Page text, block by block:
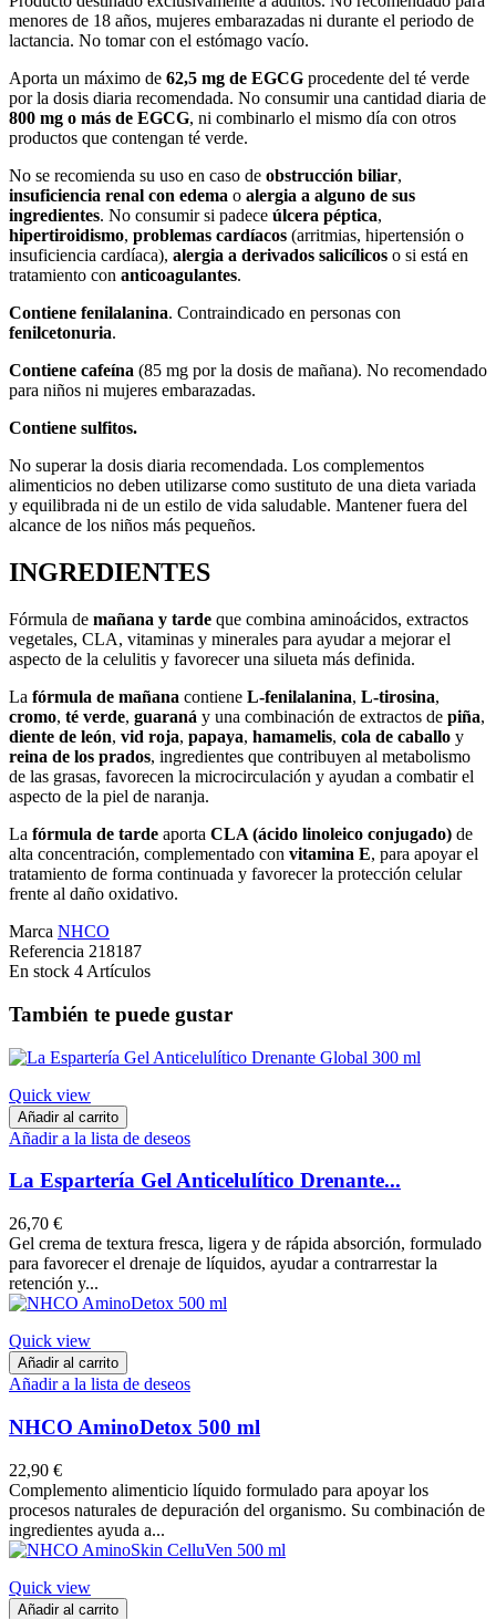
menores de 18 años, mujeres embarazadas ni durante el periodo de
lactancia. No tomar con el estómago vacío.
Aporta un máximo de 62,5 mg de EGCG procedente del té verde
por la dosis diaria recomendada. No consumir una cantidad diaria de
800 mg o más de EGCG, ni combinarlo el mismo día con otros
productos que contengan té verde.
No se recomienda su uso en caso de obstrucción biliar,
insuficiencia renal con edema o alergia a alguno de sus
ingredientes. No consumir si padece úlcera péptica,
hipertiroidismo, problemas cardíacos (arritmias, hipertensión o
insuficiencia cardíaca), alergia a derivados salicílicos o si está en
tratamiento con anticoagulantes.
Contiene fenilalanina. Contraindicado en personas con
fenilcetonuria.
Contiene cafeína (85 mg por la dosis de mañana). No recomendado
para niños ni mujeres embarazadas.
Contiene sulfitos.
No superar la dosis diaria recomendada. Los complementos
alimenticios no deben utilizarse como sustituto de una dieta variada
y equilibrada ni de un estilo de vida saludable. Mantener fuera del
alcance de los niños más pequeños.
INGREDIENTES
Fórmula de mañana y tarde que combina aminoácidos, extractos
vegetales, CLA, vitaminas y minerales para ayudar a mejorar el
aspecto de la celulitis y favorecer una silueta más definida.
La fórmula de mañana contiene L-fenilalanina, L-tirosina,
cromo, té verde, guaraná y una combinación de extractos de piña,
diente de león, vid roja, papaya, hamamelis, cola de caballo y
reina de los prados, ingredientes que contribuyen al metabolismo
de las grasas, favorecen la microcirculación y ayudan a combatir el
aspecto de la piel de naranja.
La fórmula de tarde aporta CLA (ácido linoleico conjugado) de
alta concentración, complementado con vitamina E, para apoyar el
tratamiento de forma continuada y favorecer la protección celular
frente al daño oxidativo.
Marca NHCO
Referencia 218187
En stock 4 Artículos
También te puede gustar
Quick view
Añadir al carrito
Añadir a la lista de deseos
La Espartería Gel Anticelulítico Drenante...
26,70 €
Gel crema de textura fresca, ligera y de rápida absorción, formulado
para favorecer el drenaje de líquidos, ayudar a contrarrestar la
retención y...
Quick view
Añadir al carrito
Añadir a la lista de deseos
NHCO AminoDetox 500 ml
22,90 €
Complemento alimenticio líquido formulado para apoyar los
procesos naturales de depuración del organismo. Su combinación de
ingredientes ayuda a...
Quick view
Añadir al carrito